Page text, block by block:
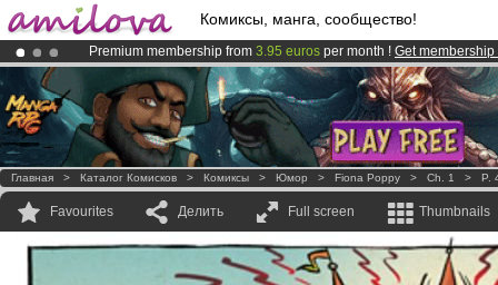
Комиксы, манга, сообщество!
Premium membership from 3.95 euros per month ! Get membership
Already 100000membersand 1000comics & mangas!.
AmilovaKickstarter is now LIVE!.
Главная > Каталог Комисков > Комиксы > Юмор > Fiona Poppy > Ch. 1 > P.
Favourites Делить Full screen Thumbnails